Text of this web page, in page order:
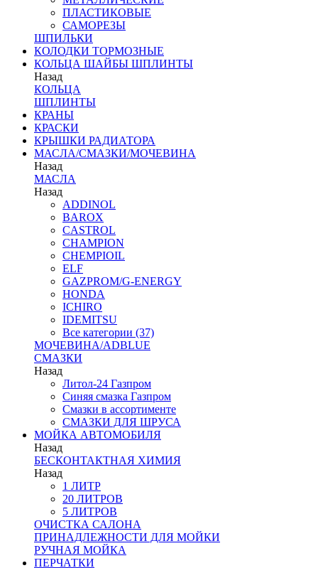
ПЛАСТИКОВЫЕ
САМОРЕЗЫ
ШПИЛЬКИ
КОЛОДКИ ТОРМОЗНЫЕ
КОЛЬЦА ШАЙБЫ ШПЛИНТЫ
Назад
КОЛЬЦА
ШПЛИНТЫ
КРАНЫ
КРАСКИ
КРЫШКИ РАДИАТОРА
МАСЛА/СМАЗКИ/МОЧЕВИНА
Назад
МАСЛА
Назад
ADDINOL
BAROX
CASTROL
CHAMPION
CHEMPIOIL
ELF
GAZPROM/G-ENERGY
HONDA
ICHIRO
IDEMITSU
Все категории (37)
МОЧЕВИНА/ADBLUE
СМАЗКИ
Назад
Литол-24 Газпром
Синяя смазка Газпром
Смазки в ассортименте
СМАЗКИ ДЛЯ ШРУСА
МОЙКА АВТОМОБИЛЯ
Назад
БЕСКОНТАКТНАЯ ХИМИЯ
Назад
1 ЛИТР
20 ЛИТРОВ
5 ЛИТРОВ
ОЧИСТКА САЛОНА
ПРИНАДЛЕЖНОСТИ ДЛЯ МОЙКИ
РУЧНАЯ МОЙКА
ПЕРЧАТКИ